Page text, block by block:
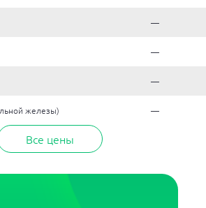
—
—
—
железы) —
Все цены